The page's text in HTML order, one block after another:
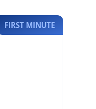
FIRST MINUTE